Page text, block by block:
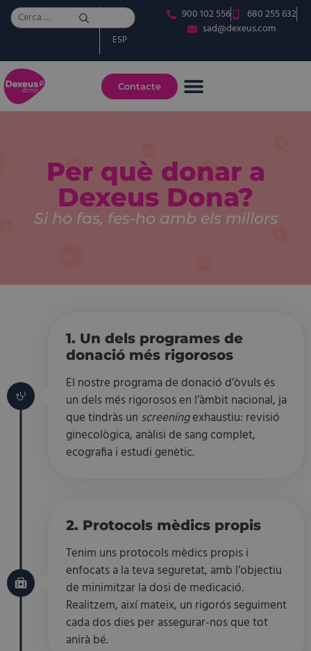
900 102 556
680 255 632
sad@dexeus.com
ESP
Contacte
Per què donar a
Dexeus Dona?
Si ho fas, fes-ho amb els millors
1. Un dels programes de
donació més rigorosos
El nostre programa de donació d’òvuls és
un dels més rigorosos en l’àmbit nacional, ja
que tindràs un screeningexhaustiu: revisió
ginecològica, anàlisi de sang complet,
ecografia i estudi genètic.
2. Protocols mèdics propis
Tenim uns protocols mèdics propis i
enfocats a la teva seguretat, amb l’objectiu
de minimitzar la dosi de medicació.
Realitzem, així mateix, un rigorós seguiment
cada dos dies per assegurar-nos que tot
anirà bé.